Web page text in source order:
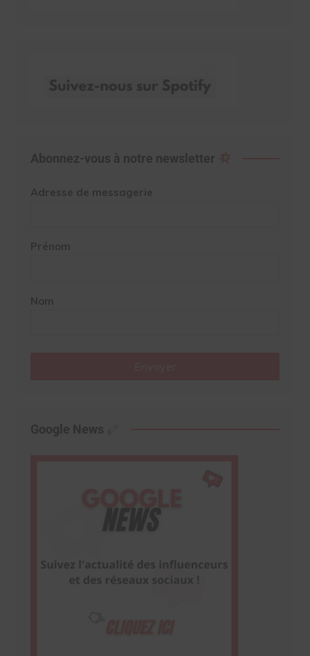
Abonnez-vous à notre newsletter
Adresse de messagerie
Prénom
Nom
Google News